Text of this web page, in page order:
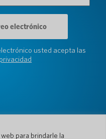
para brindarle la
usted acepta las